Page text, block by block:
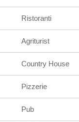
Ristoranti
Agriturist
Country House
Pizzerie
Pub